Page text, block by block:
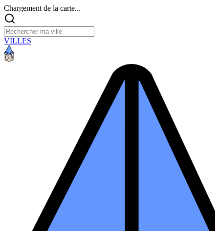
Chargement de la carte...
VILLES